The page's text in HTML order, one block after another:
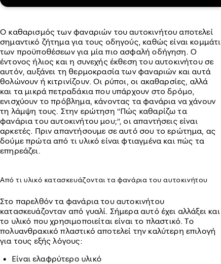
Ο καθαρισμός των φαναριών του αυτοκινήτου αποτελεί
σημαντικό ζήτημα για τους οδηγούς, καθώς είναι κομμάτι
των προϋποθέσεων για μία πιο ασφαλή οδήγηση. Ο
έντονος ήλιος και η συνεχής έκθεση του αυτοκινήτου σε
αυτόν, αυξάνει τη θερμοκρασία των φαναριών και αυτά
θολώνουν ή κιτρινίζουν. Οι ρύποι, οι ακαθαρσίες, αλλά
και τα μικρά πετραδάκια που υπάρχουν στο δρόμο,
ενισχύουν το πρόβλημα, κάνοντας τα φανάρια να χάνουν
τη λάμψη τους. Στην ερώτηση “Πώς καθαρίζω τα
φανάρια του αυτοκινήτου μου;”, οι απαντήσεις είναι
αρκετές. Πριν απαντήσουμε σε αυτό σου το ερώτημα, ας
δούμε πρώτα από τι υλικό είναι φτιαγμένα και πώς τα
επηρεάζει.
Από τι υλικό κατασκευάζονται τα φανάρια του αυτοκινήτου
Στο παρελθόν τα φανάρια του αυτοκινήτου
κατασκευάζονταν από γυαλί. Σήμερα αυτό έχει αλλάξει και
το υλικό που χρησιμοποιείται είναι το πλαστικό. Το
πολυανθρακικό πλαστικό αποτελεί την καλύτερη επιλογή
για τους εξής λόγους:
Είναι ελαφρύτερο υλικό